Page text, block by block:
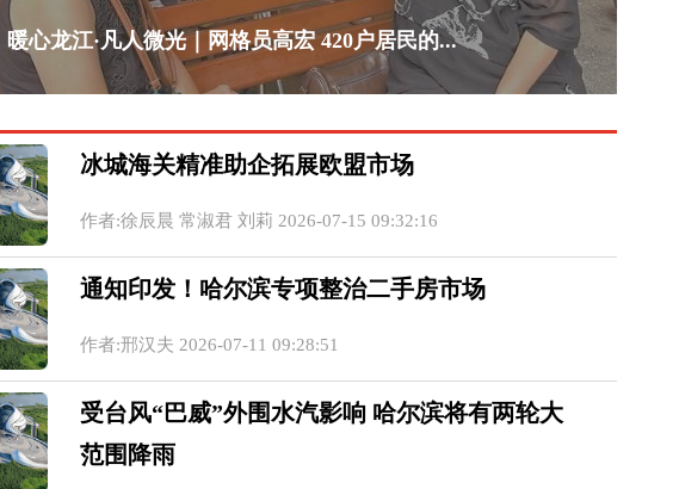
暖心龙江·凡人微光｜网格员高宏 420户居民的...
冰城海关精准助企拓展欧盟市场
作者:徐辰晨 常淑君 刘莉 2026-07-15 09:32:16
通知印发！哈尔滨专项整治二手房市场
作者:邢汉夫 2026-07-11 09:28:51
受台风“巴威”外围水汽影响 哈尔滨将有两轮大
范围降雨